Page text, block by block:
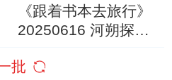
《跟着书本去旅行》
20250616 河朔探秘
批